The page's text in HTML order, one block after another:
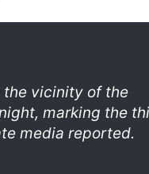
the vicinity of the
marking the
media reported.